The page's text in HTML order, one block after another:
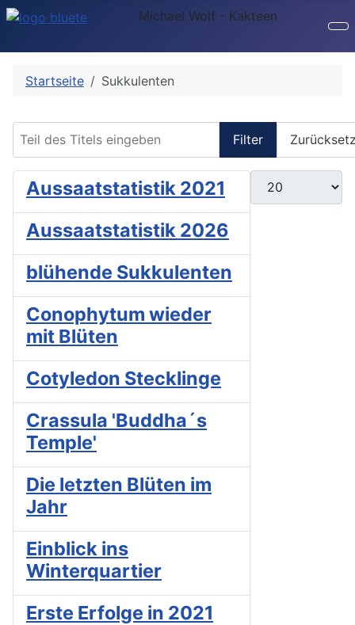
Michael Wolf - Kakteen
Startseite Sukkulenten
Filter
Anzeige #
Aussaatstatistik 2021
Aussaatstatistik 2026
blühende Sukkulenten
Conophytum wieder
mit Blüten
Cotyledon Stecklinge
Crassula 'Buddha´s
Temple'
Die letzten Blüten im
Jahr
Einblick ins
Winterquartier
Erste Erfolge in 2021